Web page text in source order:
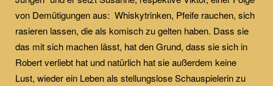
von Demütigungen aus: Whiskytrinken, Pfeife rauchen, sich
rasieren lassen, die als komisch zu gelten haben. Dass sie
das mit sich machen lässt, hat den Grund, dass sie sich in
Robert verliebt hat und natürlich hat sie außerdem keine
Lust, wieder ein Leben als stellungslose Schauspielerin zu